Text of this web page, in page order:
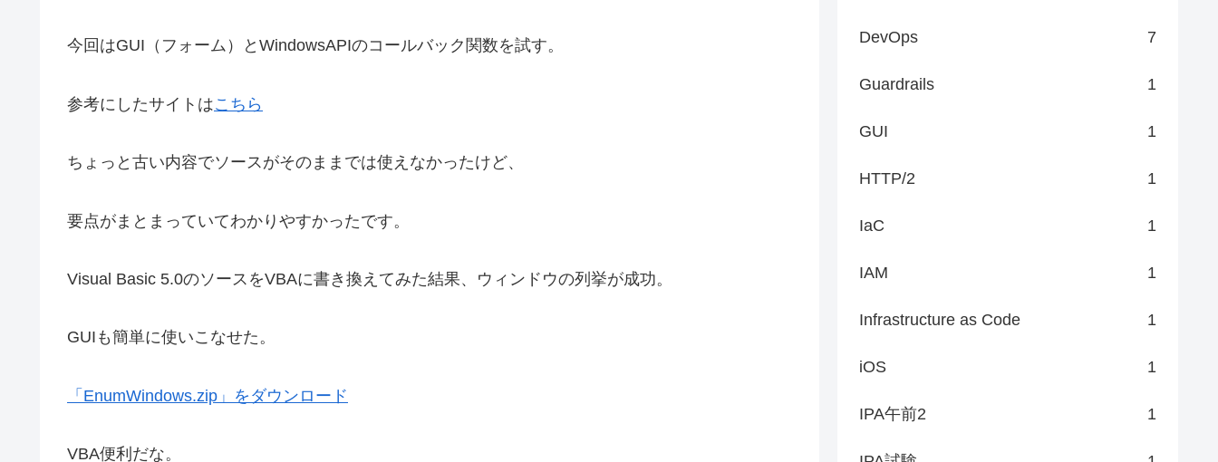
今回はGUI（フォーム）とWindowsAPIのコールバック関数を試す。
参考にしたサイトはこちら
ちょっと古い内容でソースがそのままでは使えなかったけど、
要点がまとまっていてわかりやすかったです。
Visual Basic 5.0のソースをVBAに書き換えてみた結果、ウィンドウの列挙が成功。
GUIも簡単に使いこなせた。
「EnumWindows.zip」をダウンロード
VBA便利だな。
DevOps 7
Guardrails 1
GUI 1
HTTP/2 1
IaC 1
IAM 1
Infrastructure as Code 1
iOS 1
IPA午前2 1